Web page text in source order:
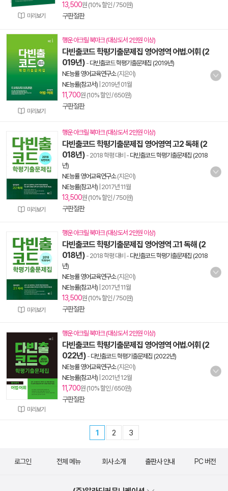
미리보기
13,500원 (10% 할인 / 750원)
구판절판
미리보기
행운 아크릴 북마크 (대상도서 2만원 이상)
다빈출코드 학평기출문제집 영어영역 어법.어휘 (2
019년) - 다빈출코드 학평기출문제집 (2019년)
NE능률 영어교육연구소(지은이)
NE능률(참고서) 2019년 01월
11,700원 (10% 할인 / 650원)
구판절판
미리보기
행운 아크릴 북마크 (대상도서 2만원 이상)
다빈출코드 학평기출문제집 영어영역 고2 독해 (2
018년) - 2018 학평 대비 - 다빈출코드 학평기출문제집 (2018
년)
NE능률 영어교육연구소(지은이)
NE능률(참고서) 2017년 11월
13,500원 (10% 할인 / 750원)
구판절판
미리보기
행운 아크릴 북마크 (대상도서 2만원 이상)
다빈출코드 학평기출문제집 영어영역 고1 독해 (2
018년) - 2018 학평 대비 - 다빈출코드 학평기출문제집 (2018
년)
NE능률 영어교육연구소(지은이)
NE능률(참고서) 2017년 11월
13,500원 (10% 할인 / 750원)
구판절판
미리보기
행운 아크릴 북마크 (대상도서 2만원 이상)
다빈출코드 학평기출문제집 영어영역 어법.어휘 (2
022년) - 다빈출코드 학평기출문제집 (2022년)
NE능률 영어교육연구소(지은이)
NE능률(참고서) 2021년 12월
11,700원 (10% 할인 / 650원)
구판절판
1 2 3
로그인 전체 메뉴 회사 소개 출판사 안내 PC 버전